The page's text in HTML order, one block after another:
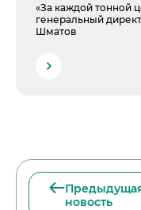
«За каждой тонной
генеральный
Шматов
новость